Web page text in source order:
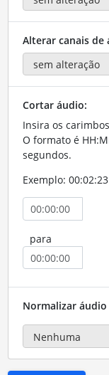
Alterar canais de
Cortar áudio:
Insira os
O formato é
segundos.
Exemplo:
para
Normalizar áudio